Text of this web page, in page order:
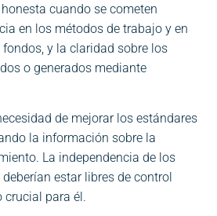
cuando se cometen
en los métodos de trabajo y en
y la claridad sobre los
o generados mediante
de mejorar los estándares
la información sobre la
La independencia de los
estar libres de control
crucial para él.